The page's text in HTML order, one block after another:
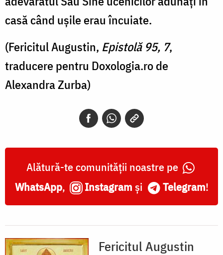
casă când uşile erau încuiate.
(Fericitul Augustin, Epistolă 95, 7,
traducere pentru Doxologia.ro de
Alexandra Zurba)
Alătură-te comunității noastre pe
WhatsApp, Instagram și Telegram!
Fericitul Augustin